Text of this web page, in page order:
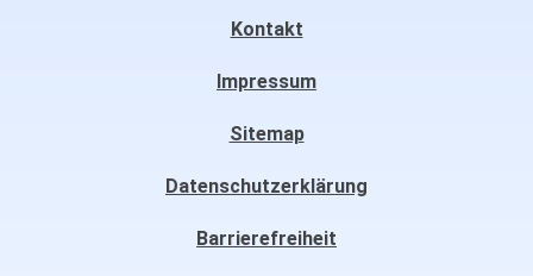
Kontakt
Impressum
Sitemap
Datenschutzerklärung
Barrierefreiheit